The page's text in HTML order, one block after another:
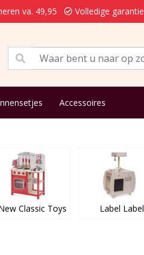
va. 49,95 Volledige garantie
Accessoires
Classic Toys Label Label